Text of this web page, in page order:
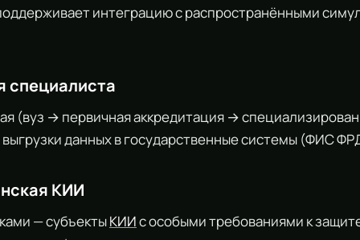
интеграцию с распространёнными
специалиста
(вуз → первичная аккредитация →
выгрузки данных в государственные системы (ФИС
КИИ
— субъектыКИИс особыми требованиями к